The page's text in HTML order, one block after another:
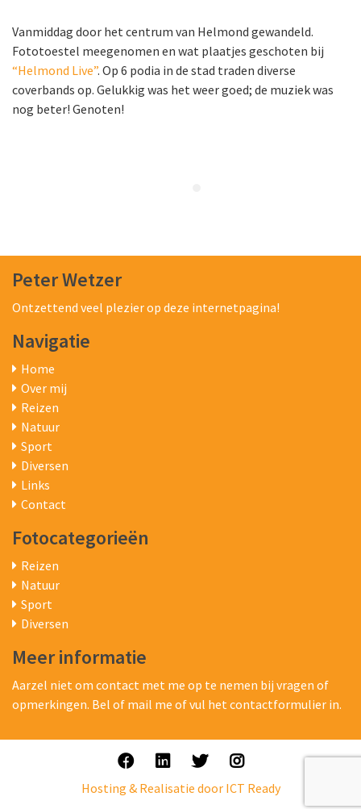
Vanmiddag door het centrum van Helmond gewandeld.
Fototoestel meegenomen en wat plaatjes geschoten bij
“Helmond Live”. Op 6 podia in de stad traden diverse
coverbands op. Gelukkig was het weer goed; de muziek was
nog beter! Genoten!
Peter Wetzer
Ontzettend veel plezier op deze internetpagina!
Navigatie
Home
Over mij
Reizen
Natuur
Sport
Diversen
Links
Contact
Fotocategorieën
Reizen
Natuur
Sport
Diversen
Meer informatie
Aarzel niet om contact met me op te nemen bij vragen of
opmerkingen. Bel of mail me of vul het contactformulier in.
Hosting & Realisatie door ICT Ready